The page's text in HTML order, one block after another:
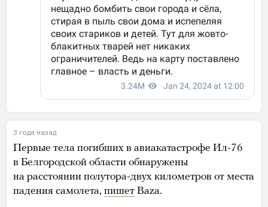
3 года назад
Первые тела погибших в авиакатастрофе Ил-76
в Белгородской области обнаружены
на расстоянии полутора-двух километров от места
падения самолета, пишет Baza.